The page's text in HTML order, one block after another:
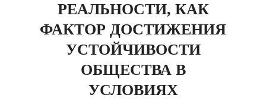
РЕАЛЬНОСТИ, КАК
ФАКТОР ДОСТИЖЕНИЯ
УСТОЙЧИВОСТИ
ОБЩЕСТВА В
УСЛОВИЯХ